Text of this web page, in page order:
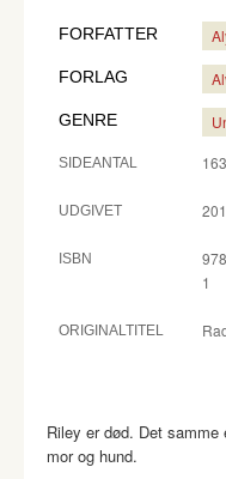
FORFATTER
FORLAG
GENRE
SIDEANTAL 163
UDGIVET
ISBN
1
ORIGINALTITEL
Riley er død. Det samme
mor og hund.